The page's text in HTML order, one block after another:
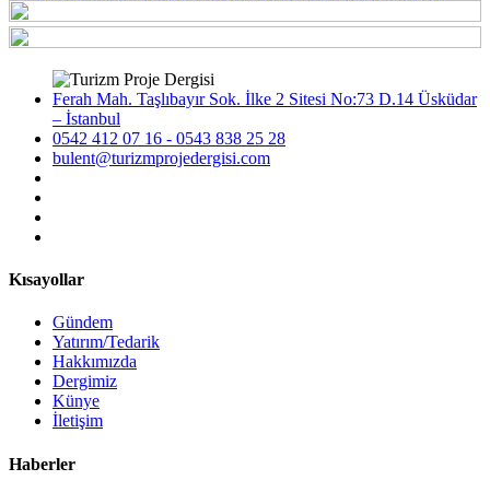
Ferah Mah. Taşlıbayır Sok. İlke 2 Sitesi No:73 D.14 Üsküdar
– İstanbul
0542 412 07 16 - 0543 838 25 28
bulent@turizmprojedergisi.com
Kısayollar
Gündem
Yatırım/Tedarik
Hakkımızda
Dergimiz
Künye
İletişim
Haberler